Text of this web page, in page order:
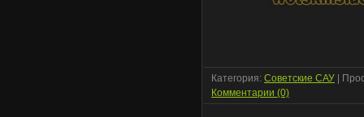
Категория: Советские САУ |
Комментарии (0)